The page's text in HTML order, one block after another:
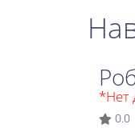
*Нет
0.0